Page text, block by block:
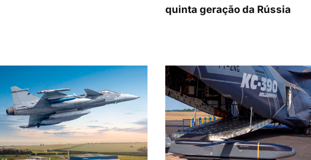
quinta geração da Rússia